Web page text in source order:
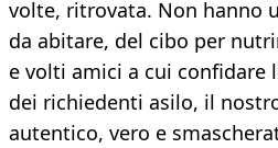
volte, ritrovata. Non hanno
da abitare, del cibo per
e volti amici a cui confidare
dei richiedenti asilo, il
autentico, vero e